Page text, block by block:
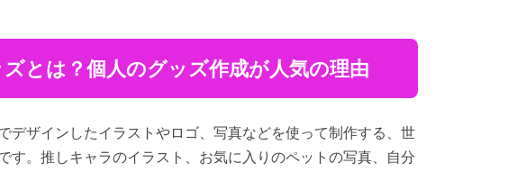
とは？個人のグッズ作成が人気の理由
デザインしたイラストやロゴ、写真などを使って制作する、世
す。推しキャラのイラスト、お気に入りのペットの写真、自分